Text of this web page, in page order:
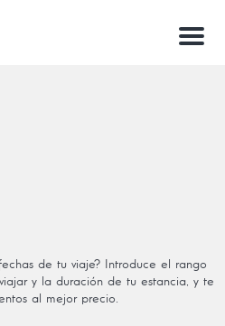
Menu
de tu viaje?
Introduce el rango
y la duración de tu estancia, y te
al mejor precio.